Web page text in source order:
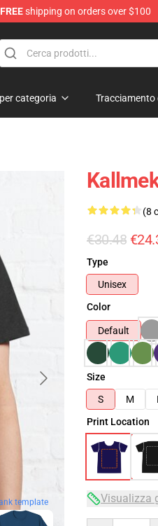
FREEshipping on orders over $100
categoria Tracciamento
template
(8
€30.48
Type
Unisex
Color
Default
Size
S
M L
Print Location
Visualizza